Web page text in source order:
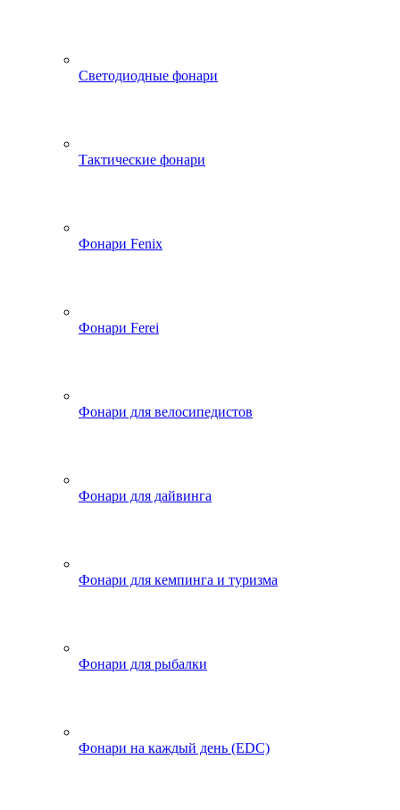
Светодиодные фонари
Тактические фонари
Фонари Fenix
Фонари Ferei
Фонари для велосипедистов
Фонари для дайвинга
Фонари для кемпинга и туризма
Фонари для рыбалки
Фонари на каждый день (EDC)